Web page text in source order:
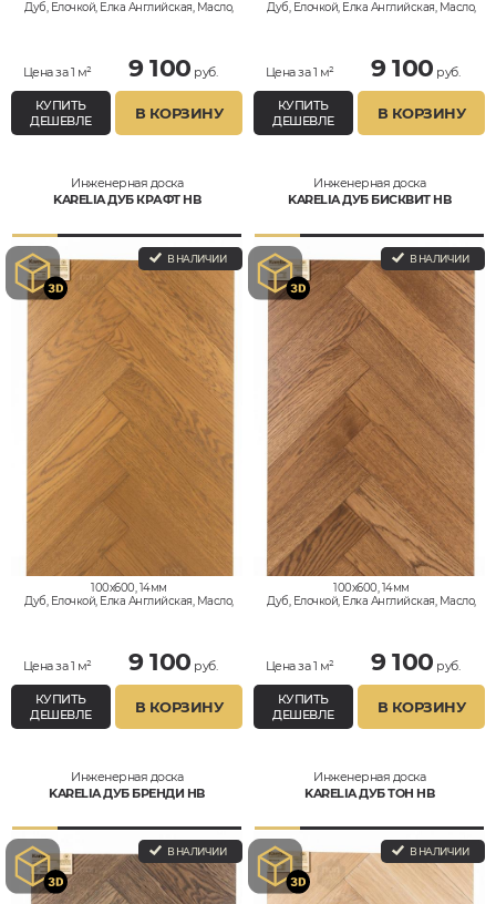
Дуб, Елочкой, Елка Английская, Масло,
Цена за 1 м² 9 100 руб.
КУПИТЬ
ДЕШЕВЛЕ
В КОРЗИНУ
Дуб, Елочкой, Елка Английская, Масло,
Цена за 1 м² 9 100 руб.
КУПИТЬ
ДЕШЕВЛЕ
В КОРЗИНУ
Инженерная доска
KARELIA ДУБ КРАФТ HB
В НАЛИЧИИ
100x600, 14мм
Дуб, Елочкой, Елка Английская, Масло,
Цена за 1 м² 9 100 руб.
КУПИТЬ
ДЕШЕВЛЕ
В КОРЗИНУ
Инженерная доска
KARELIA ДУБ БИСКВИТ HB
В НАЛИЧИИ
100x600, 14мм
Дуб, Елочкой, Елка Английская, Масло,
Цена за 1 м² 9 100 руб.
КУПИТЬ
ДЕШЕВЛЕ
В КОРЗИНУ
Инженерная доска
KARELIA ДУБ БРЕНДИ HB
В НАЛИЧИИ
Инженерная доска
KARELIA ДУБ ТОН HB
В НАЛИЧИИ